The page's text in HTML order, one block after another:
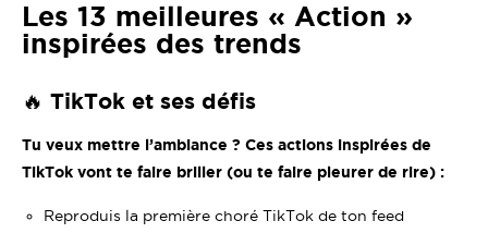
Les 13 meilleures « Action »
inspirées des trends
🔥 TikTok et ses défis
Tu veux mettre l’ambiance ? Ces actions inspirées de
TikTok vont te faire briller (ou te faire pleurer de rire) :
Reproduis la première choré TikTok de ton feed